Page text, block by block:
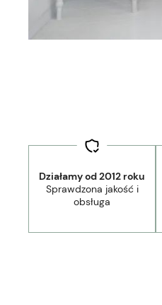
Działamy od 2012 roku
Sprawdzona jakość i
obsługa